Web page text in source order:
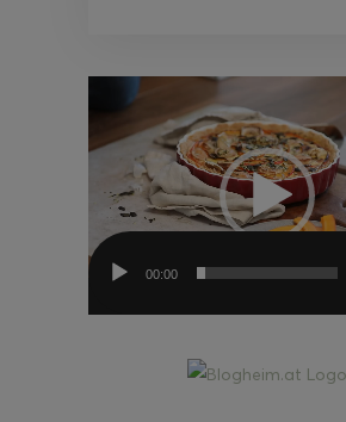
Video-
00:00